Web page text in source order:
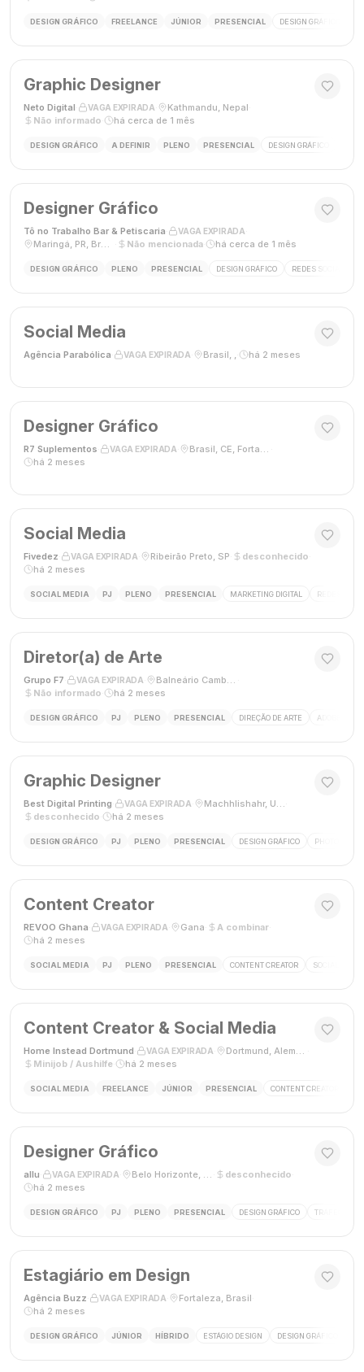
DESIGN GRÁFICO FREELANCE JÚNIOR PRESENCIAL DESIGN GRÁFICO
Graphic Designer
Neto Digital VAGA EXPIRADA Kathmandu, Nepal
Não informado
há cerca de 1 mês
DESIGN GRÁFICO A DEFINIR PLENO PRESENCIAL DESIGN GRÁFICO
Designer Gráfico
Tô no Trabalho Bar & Petiscaria VAGA EXPIRADA
Maringá, PR, Brasil
Não mencionada há cerca de 1 mês
DESIGN GRÁFICO PLENO PRESENCIAL DESIGN GRÁFICO REDES SOCIAIS
Social Media
Agência Parabólica VAGA EXPIRADA Brasil, , há 2 meses
Designer Gráfico
R7 Suplementos VAGA EXPIRADA Brasil, CE, Fortaleza
há 2 meses
Social Media
Fivedez VAGA EXPIRADA Ribeirão Preto, SP desconhecido
há 2 meses
SOCIAL MEDIA PJ PLENO PRESENCIAL MARKETING DIGITAL REDES
Diretor(a) de Arte
Grupo F7 VAGA EXPIRADA Balneário Camboriú, SC, Brasil
Não informado
há 2 meses
DESIGN GRÁFICO PJ PLENO PRESENCIAL DIREÇÃO DE ARTE ADOBE
Graphic Designer
Best Digital Printing VAGA EXPIRADA Machhlishahr, Uttar Pradesh, Índia
desconhecido
há 2 meses
DESIGN GRÁFICO PJ PLENO PRESENCIAL DESIGN GRÁFICO PHOTOSHOP
Content Creator
REVOO Ghana VAGA EXPIRADA Gana A combinar·
há 2 meses
SOCIAL MEDIA PJ PLENO PRESENCIAL CONTENT CREATOR SOCIAL MEDIA
Content Creator & Social Media
Home Instead Dortmund VAGA EXPIRADA Dortmund, Alemanha
Minijob / Aushilfe
há 2 meses
SOCIAL MEDIA FREELANCE JÚNIOR PRESENCIAL CONTENT CREATOR
Designer Gráfico
allu VAGA EXPIRADA Belo Horizonte, MG, Brasil desconhecido
há 2 meses
DESIGN GRÁFICO PJ PLENO PRESENCIAL DESIGN GRÁFICO TRÁFEGO
Estagiário em Design
Agência Buzz VAGA EXPIRADA Fortaleza, Brasil
há 2 meses
DESIGN GRÁFICO JÚNIOR HÍBRIDO ESTÁGIO DESIGN DESIGN GRÁFICO